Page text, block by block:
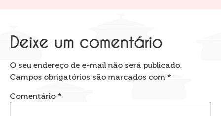
Deixe um comentário
O seu endereço de e-mail não será publicado.
Campos obrigatórios são marcados com *
Comentário *